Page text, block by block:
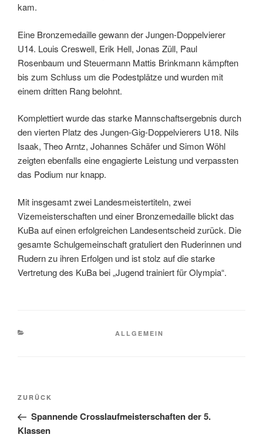
kam.
Eine Bronzemedaille gewann der Jungen-Doppelvierer
U14. Louis Creswell, Erik Hell, Jonas Züll, Paul
Rosenbaum und Steuermann Mattis Brinkmann kämpften
bis zum Schluss um die Podestplätze und wurden mit
einem dritten Rang belohnt.
Komplettiert wurde das starke Mannschaftsergebnis durch
den vierten Platz des Jungen-Gig-Doppelvierers U18. Nils
Isaak, Theo Arntz, Johannes Schäfer und Simon Wöhl
zeigten ebenfalls eine engagierte Leistung und verpassten
das Podium nur knapp.
Mit insgesamt zwei Landesmeistertiteln, zwei
Vizemeisterschaften und einer Bronzemedaille blickt das
KuBa auf einen erfolgreichen Landesentscheid zurück. Die
gesamte Schulgemeinschaft gratuliert den Ruderinnen und
Rudern zu ihren Erfolgen und ist stolz auf die starke
Vertretung des KuBa bei „Jugend trainiert für Olympia“.
KATEGORIEN
ALLGEMEIN
Beitragsnavigation
Vorheriger
Beitrag
ZURÜCK
Spannende Crosslaufmeisterschaften der 5.
Klassen